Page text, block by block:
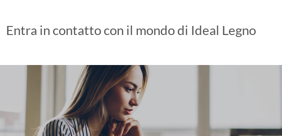
Entra in contatto con il mondo di Ideal Legno